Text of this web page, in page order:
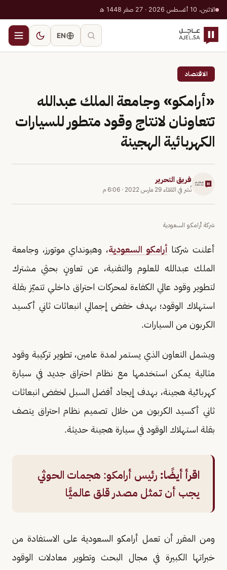
الاثنين، 10 أغسطس 2026 · 27 صفر 1448 هـ
EN
الاقتصاد
«أرامكو» وجامعة الملك عبدالله
تتعاونان لانتاج وقود متطور للسيارات
الكهربائية الهجينة
فريق التحرير
نُشر في الثلاثاء 29 مارس 2022 · 6:06 م
شركة أرامكو السعودية
أعلنت شركتا أرامكو السعودية، وهيونداي موتورز، وجامعة
الملك عبدالله للعلوم والتقنية، عن تعاونٍ بحثي مشترك
لتطوير وقود عالي الكفاءة لمحركات احتراق داخلي تتميّز بقلة
استهلاك الوقود؛ بهدف خفض إجمالي انبعاثات ثاني أكسيد
الكربون من السيارات.
ويشمل التعاون الذي يستمر لمدة عامين، تطوير تركيبة وقود
مثالية يمكن استخدمها مع نظام احتراق جديد في سيارة
كهربائية هجينة، بهدف إيجاد أفضل السبل لخفض انبعاثات
ثاني أكسيد الكربون من خلال تصميم نظام احتراق يتصف
بقلة استهلاك الوقود في سيارة هجينة حديثة.
اقرأ أيضًا: رئيس أرامكو: هجمات الحوثي
يجب أن تمثل مصدر قلق عالميًّا
ومن المقرر أن تعمل أرامكو السعودية على الاستفادة من
خبراتها الكبيرة في مجال البحث وتطوير معادلات الوقود